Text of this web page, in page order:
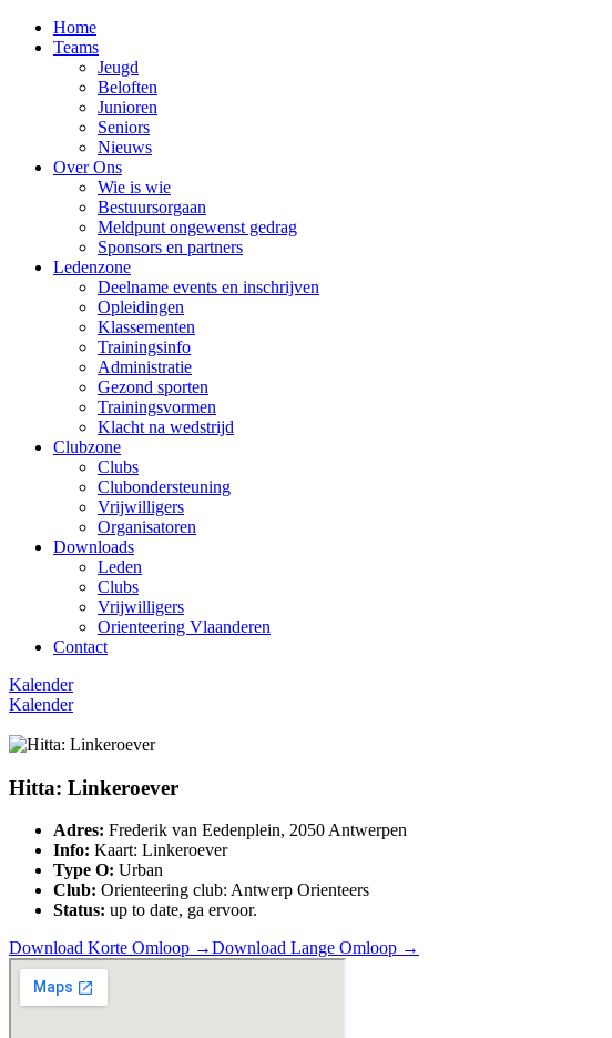
Home
Teams
Jeugd
Beloften
Junioren
Seniors
Nieuws
Over Ons
Wie is wie
Bestuursorgaan
Meldpunt ongewenst gedrag
Sponsors en partners
Ledenzone
Deelname events en inschrijven
Opleidingen
Klassementen
Trainingsinfo
Administratie
Gezond sporten
Trainingsvormen
Klacht na wedstrijd
Clubzone
Clubs
Clubondersteuning
Vrijwilligers
Organisatoren
Downloads
Leden
Clubs
Vrijwilligers
Orienteering Vlaanderen
Contact
Kalender
Kalender
Hitta: Linkeroever
Adres: Frederik van Eedenplein, 2050 Antwerpen
Info: Kaart: Linkeroever
Type O: Urban
Club: Orienteering club: Antwerp Orienteers
Status: up to date, ga ervoor.
Download Korte Omloop →Download Lange Omloop →